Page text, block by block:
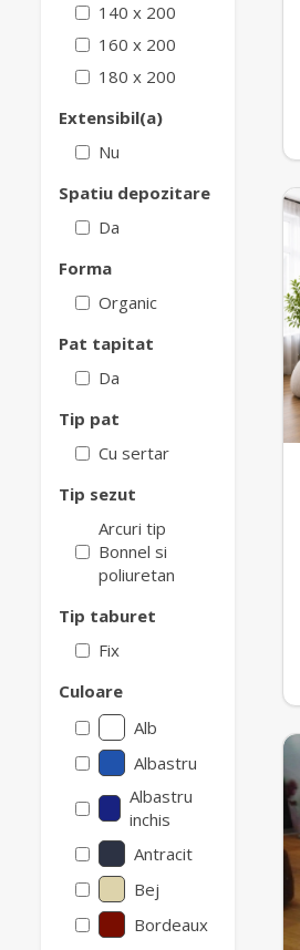
140 x 200
160 x 200
180 x 200
Extensibil(a)
Nu
Spatiu depozitare
Da
Forma
Organic
Pat tapitat
Da
Tip pat
Cu sertar
Tip sezut
Arcuri tip
Bonnel si
poliuretan
Tip taburet
Fix
Culoare
Alb
Albastru
Albastru
inchis
Antracit
Bej
Bordeaux